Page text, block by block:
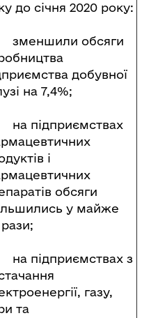
до січня 2020 року:
обсяги
добувної
на 7,4%;
підприємствах
і
обсяги
у майже
рази;
підприємствах з
газу,
та